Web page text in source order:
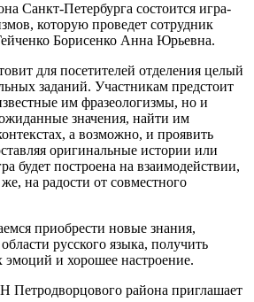
Санкт-Петербурга состоится игра-
которую проведет сотрудник
Борисенко Анна Юрьевна.
для посетителей отделения целый
заданий. Участникам предстоит
им фразеологизмы, но и
значения, найти им
а возможно, и проявить
оригинальные истории или
будет построена на взаимодействии,
на радости от совместного
приобрести новые знания,
русского языка, получить
и хорошее настроение.
района приглашает